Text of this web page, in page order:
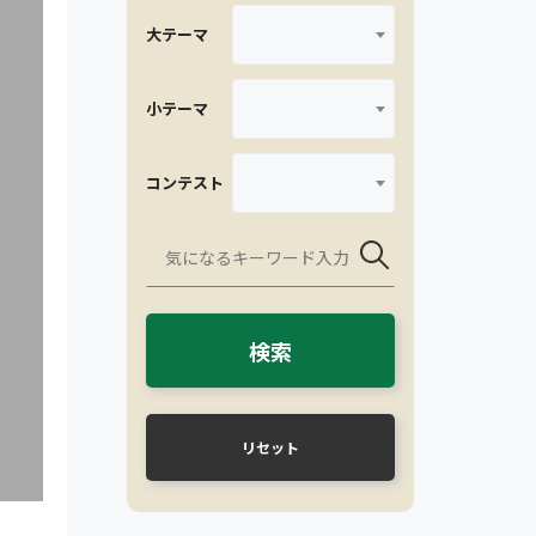
大テーマ
小テーマ
コンテスト
検索
リセット